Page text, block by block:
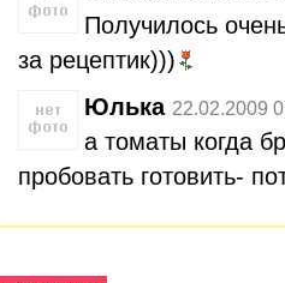
Получилось
за рецептик)))
Юлька 22.02.2009
а томаты когда
пробовать готовить-